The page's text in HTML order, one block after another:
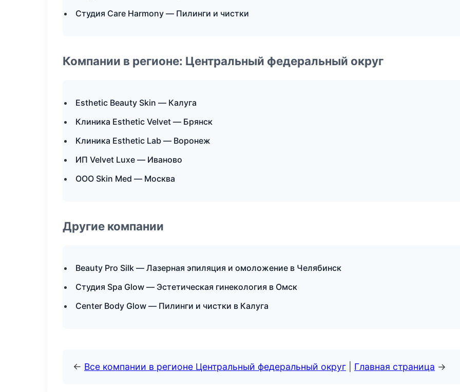
Студия Care Harmony — Пилинги и чистки
Компании в регионе: Центральный федеральный округ
Esthetic Beauty Skin — Калуга
Клиника Esthetic Velvet — Брянск
Клиника Esthetic Lab — Воронеж
ИП Velvet Luxe — Иваново
ООО Skin Med — Москва
Другие компании
Beauty Pro Silk — Лазерная эпиляция и омоложение в Челябинск
Студия Spa Glow — Эстетическая гинекология в Омск
Center Body Glow — Пилинги и чистки в Калуга
← Все компании в регионе Центральный федеральный округ Главная страница →